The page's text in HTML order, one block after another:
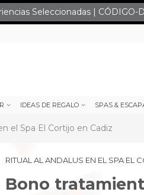
Seleccionadas | CÓDIGO-
IDEAS DE REGALO SPAS &
el Spa El Cortijo en Cadiz
RITUAL AL ANDALUS EN EL SPA EL
Bono